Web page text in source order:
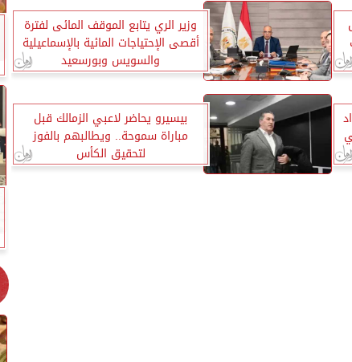
وزير الري يتابع الموقف المائى لفترة
أقصى الإحتياجات المائية بالإسماعيلية
والسويس وبورسعيد
بيسيرو يحاضر لاعبي الزمالك قبل
مباراة سموحة.. ويطالبهم بالفوز
لتحقيق الكأس